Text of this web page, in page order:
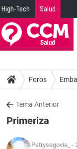
High-Tech Salud
Foros
Tema Anterior
Primeriza
Patrysegovia_ -